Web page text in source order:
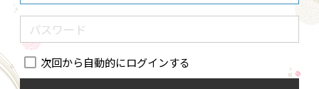
次回から自動的にログインする